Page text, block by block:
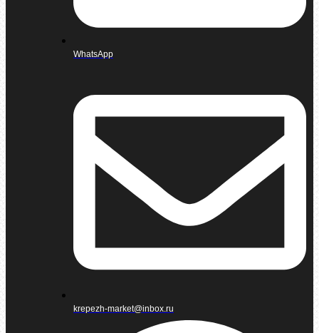
WhatsApp
krepezh-market@inbox.ru